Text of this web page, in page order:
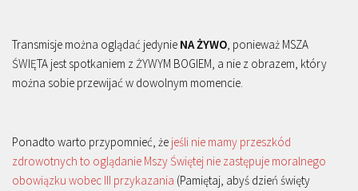
Transmisje można oglądać jedynie NA ŻYWO, ponieważ MSZA
ŚWIĘTA jest spotkaniem z ŻYWYM BOGIEM, a nie z obrazem, który
można sobie przewijać w dowolnym momencie.
Ponadto warto przypomnieć, że jeśli nie mamy przeszkód
zdrowotnych to oglądanie Mszy Świętej nie zastępuje moralnego
obowiązku wobec III przykazania (Pamiętaj, abyś dzień święty